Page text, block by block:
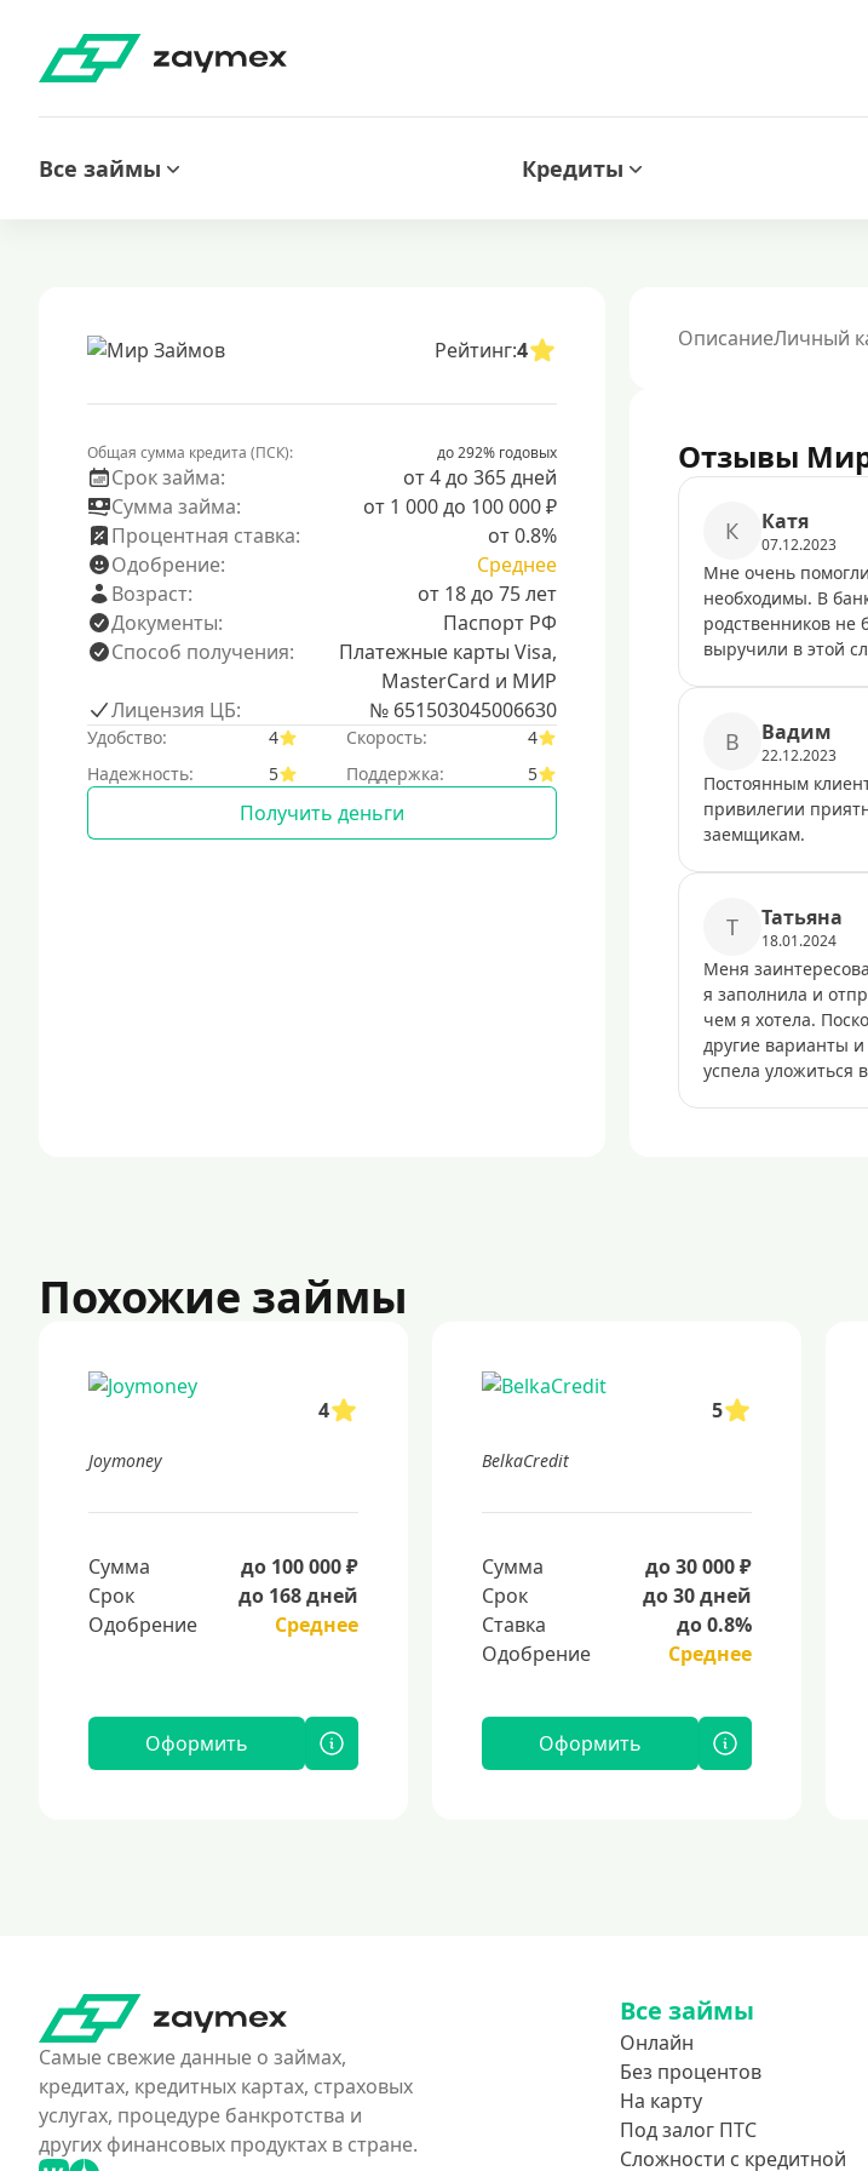
Все займы Кредиты
Рейтинг:4
Общая сумма кредита (ПСК): до 292% годовых
Срок займа:
от 4 до 365 дней
Сумма займа:
от 1 000 до 100 000 ₽
Процентная ставка:
от 0.8%
Одобрение:
Среднее
Возраст:
от 18 до 75 лет
Документы:
Паспорт РФ
Способ получения:
Платежные карты Visa,
MasterCard и МИР
Лицензия ЦБ:
№ 651503045006630
Удобство: 4 Скорость:
4
Надежность:
5 Поддержка: 5
Получить деньги
ОписаниеЛичный
Отзывы
К Кaтя
07.12.2023
Мне очень
необходимы. В
родственников не
выручили в этой
B Baдим
22.12.2023
Постоянным
привилегии
заемщикам.
T Taтьянa
18.01.2024
Меня
я заполнила и
чем я хотела.
другие варианты и
успела уложиться
Похожие займы
4
Joymoney
Сумма
до 100 000 ₽
Срок
до 168 дней
Одобрение
Среднее
Оформить
5
BelkaCredit
Сумма
до 30 000 ₽
Срок
до 30 дней
Ставка
до 0.8%
Одобрение
Среднее
Оформить
Самые свежие данные о займах,
кредитах, кредитных картах, страховых
услугах, процедуре банкротства и
других финансовых продуктах в стране.
Все займы
Онлайн
Без процентов
На карту
Под залог ПТС
Сложности с кредитной